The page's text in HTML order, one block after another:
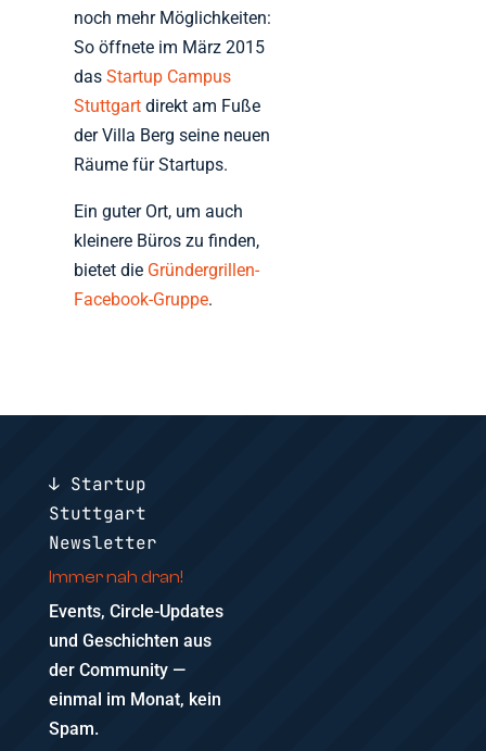
noch mehr Möglichkeiten:
So öffnete im März 2015
dasStartup Campus
Stuttgart direkt am Fuße
der Villa Berg seine neuen
Räume für Startups.
Ein guter Ort, um auch
kleinere Büros zu finden,
bietet die Gründergrillen-
Facebook-Gruppe.
↓ Startup
Stuttgart
Newsletter
Immer nah dran!
Events, Circle-Updates
und Geschichten aus
der Community —
einmal im Monat, kein
Spam.